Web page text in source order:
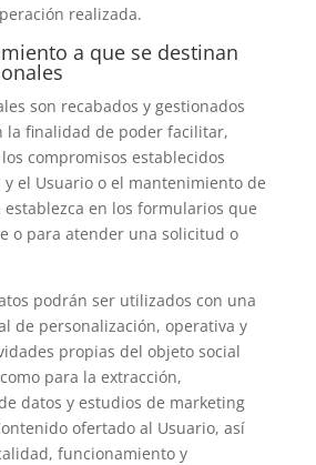
realizada.
a que se destinan
son recabados y gestionados
la finalidad de poder facilitar,
compromisos establecidos
el Usuario o el mantenimiento de
en los formularios que
o para atender una solicitud o
podrán ser utilizados con una
de personalización, operativa y
propias del objeto social
para la extracción,
datos y estudios de marketing
ofertado al Usuario, así
funcionamiento y